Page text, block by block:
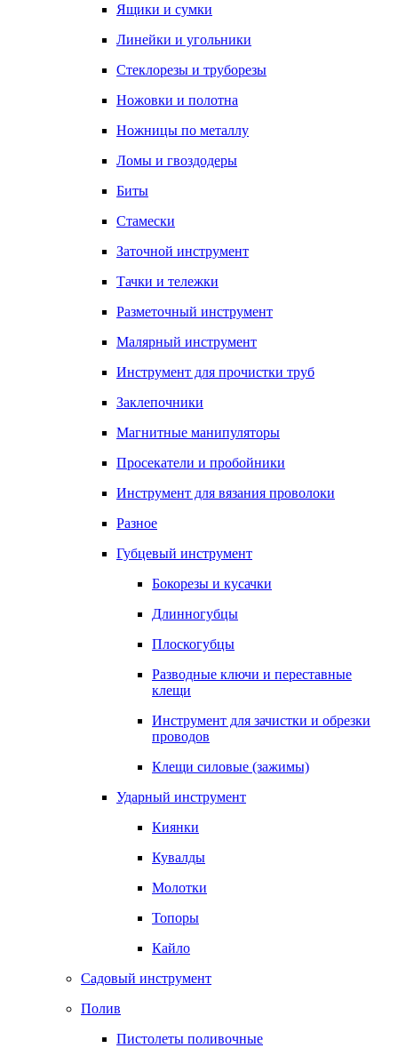
Ящики и сумки
Линейки и угольники
Стеклорезы и труборезы
Ножовки и полотна
Ножницы по металлу
Ломы и гвоздодеры
Биты
Стамески
Заточной инструмент
Тачки и тележки
Разметочный инструмент
Малярный инструмент
Инструмент для прочистки труб
Заклепочники
Магнитные манипуляторы
Просекатели и пробойники
Инструмент для вязания проволоки
Разное
Губцевый инструмент
Бокорезы и кусачки
Длинногубцы
Плоскогубцы
Разводные ключи и переставные
клещи
Инструмент для зачистки и обрезки
проводов
Клещи силовые (зажимы)
Ударный инструмент
Киянки
Кувалды
Молотки
Топоры
Кайло
Садовый инструмент
Полив
Пистолеты поливочные